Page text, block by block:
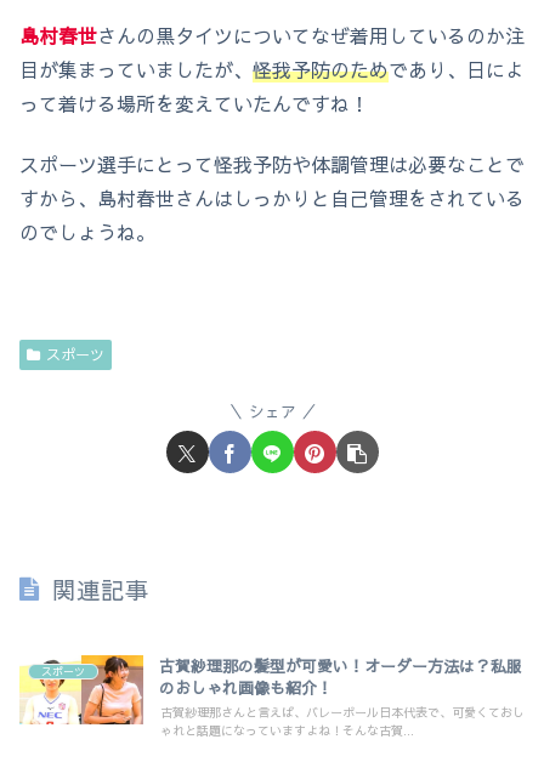
島村春世さんの黒タイツについてなぜ着用しているのか注
目が集まっていましたが、 怪我予防のためであり、日によ
って着ける場所を変えていたんですね！
スポーツ選手にとって怪我予防や体調管理は必要なことで
すから、島村春世さんはしっかりと自己管理をされている
のでしょうね。
スポーツ
シェア
関連記事
スポーツ
古賀紗理那の髪型が可愛い！オーダー方法は？私服
のおしゃれ画像も紹介！
古賀紗理那さんと言えば、バレーボール日本代表で、可愛くておし
ゃれと話題になっていますよね！そんな古賀...